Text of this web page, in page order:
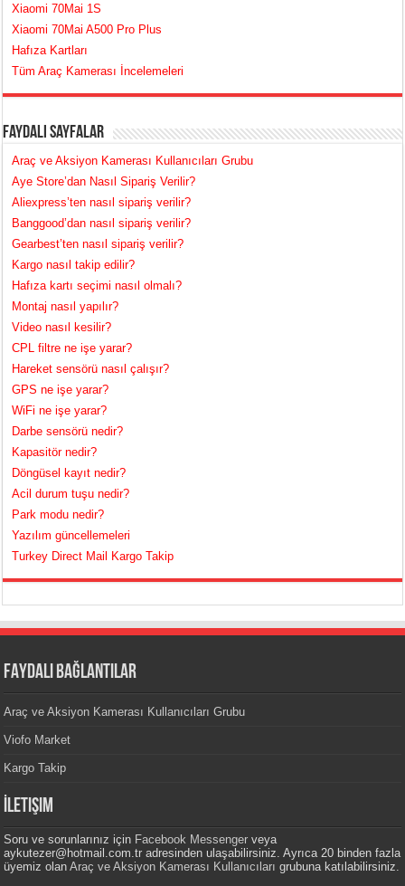
Xiaomi 70Mai 1S
Xiaomi 70Mai A500 Pro Plus
Hafıza Kartları
Tüm Araç Kamerası İncelemeleri
Faydalı Sayfalar
Araç ve Aksiyon Kamerası Kullanıcıları Grubu
Aye Store’dan Nasıl Sipariş Verilir?
Aliexpress’ten nasıl sipariş verilir?
Banggood’dan nasıl sipariş verilir?
Gearbest’ten nasıl sipariş verilir?
Kargo nasıl takip edilir?
Hafıza kartı seçimi nasıl olmalı?
Montaj nasıl yapılır?
Video nasıl kesilir?
CPL filtre ne işe yarar?
Hareket sensörü nasıl çalışır?
GPS ne işe yarar?
WiFi ne işe yarar?
Darbe sensörü nedir?
Kapasitör nedir?
Döngüsel kayıt nedir?
Acil durum tuşu nedir?
Park modu nedir?
Yazılım güncellemeleri
Turkey Direct Mail Kargo Takip
FAYDALI BAĞLANTILAR
Araç ve Aksiyon Kamerası Kullanıcıları Grubu
Viofo Market
Kargo Takip
İletişim
Soru ve sorunlarınız için Facebook Messenger veya
aykutezer@hotmail.com.tr adresinden ulaşabilirsiniz. Ayrıca 20 binden fazla
üyemiz olanAraç ve Aksiyon Kamerası Kullanıcılarıgrubuna katılabilirsiniz.